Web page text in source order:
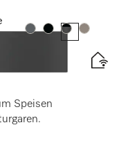
Farbe:Farbe:Farbe:Farbe:
Höhe
Speisen